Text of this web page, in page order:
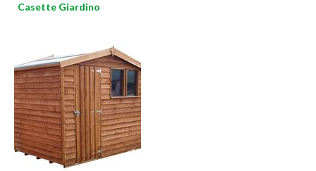
Casette Giardino